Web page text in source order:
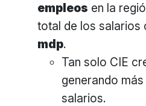
empleos en la
total de los salarios
mdp.
Tan solo CIE
generando
salarios.